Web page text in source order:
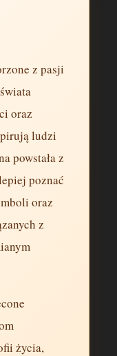
z pasji
oraz
ludzi
powstała z
poznać
oraz
z
życia,